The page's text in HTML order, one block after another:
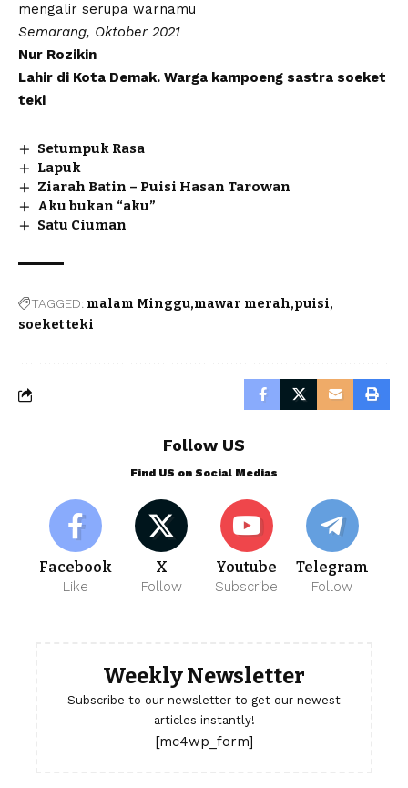
mengalir serupa warnamu
Semarang, Oktober 2021
Nur Rozikin
Lahir di Kota Demak. Warga kampoeng sastra soeket
teki
Setumpuk Rasa
Lapuk
Ziarah Batin – Puisi Hasan Tarowan
Aku bukan “aku”
Satu Ciuman
TAGGED: malam Minggu mawar merah puisi
soeket teki
Follow US
Find US on Social Medias
Facebook
Like
X
Follow
Youtube
Subscribe
Telegram
Follow
Weekly Newsletter
Subscribe to our newsletter to get our newest
articles instantly!
[mc4wp_form]